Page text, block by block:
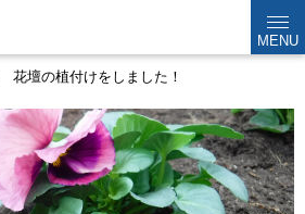
MENU
花壇の植付けをしました！